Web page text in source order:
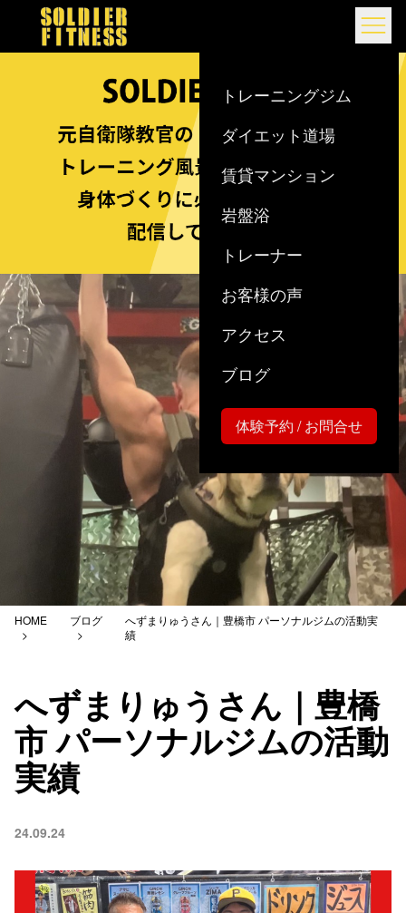
Skip to content
トレーニングジム
ダイエット道場
賃貸マンション
岩盤浴
トレーナー
お客様の声
アクセス
ブログ
体験予約 / お問合せ
HOME ブログ
へずまりゅうさん｜豊橋市 パーソナルジムの活動実
績
へずまりゅうさん｜豊橋
市 パーソナルジムの活動
実績
24.09.24